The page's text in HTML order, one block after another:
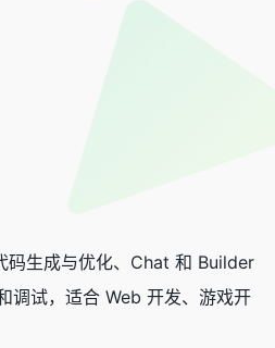
码生成与优化、Chat 和 Builder
调试，适合 Web 开发、游戏开